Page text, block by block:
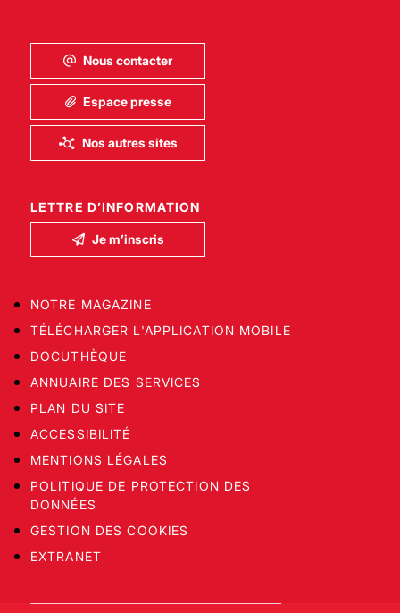
Nous contacter
Espace presse
Nos autres sites
LETTRE D’INFORMATION
Je m’inscris
NOTRE MAGAZINE
TÉLÉCHARGER L'APPLICATION MOBILE
DOCUTHÈQUE
ANNUAIRE DES SERVICES
PLAN DU SITE
ACCESSIBILITÉ
MENTIONS LÉGALES
POLITIQUE DE PROTECTION DES
DONNÉES
GESTION DES COOKIES
EXTRANET